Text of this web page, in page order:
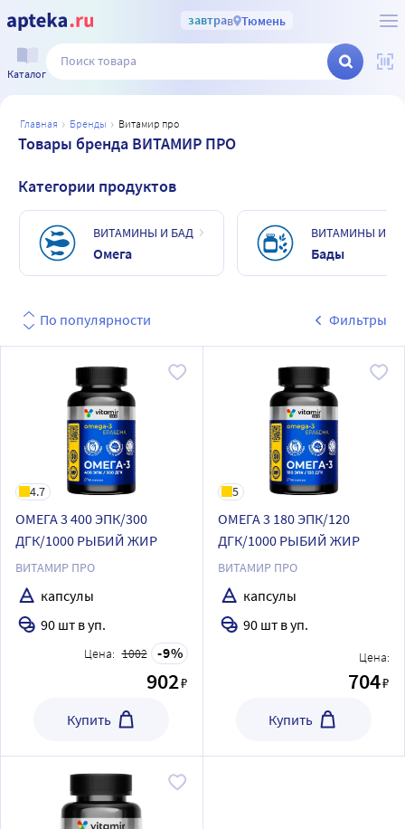
завтрав Тюмень
Каталог
главная бренды витамир про
Товары бренда ВИТАМИР ПРО
Категории продуктов
ВИТАМИНЫ И БАД
Омега
ВИТАМИНЫ И
Бады
По популярности Фильтры
4.7
ОМЕГА 3 400 ЭПК/300
ДГК/1000 РЫБИЙ ЖИР
ВИТАМИР ПРО
капсулы
90 шт в уп.
Цена: 1002 9
902₽
Купить
5
ОМЕГА 3 180 ЭПК/120
ДГК/1000 РЫБИЙ ЖИР
ВИТАМИР ПРО
капсулы
90 шт в уп.
Цена:
704₽
Купить